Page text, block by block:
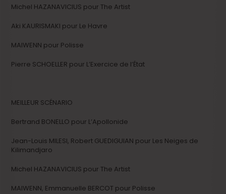
Michel HAZANAVICIUS pour The Artist
Aki KAURISMAKI pour Le Havre
MAIWENN pour Polisse
Pierre SCHOELLER pour L’Exercice de l’État
MEILLEUR SCÉNARIO
Bertrand BONELLO pour L’Apollonide
Jean-Louis MILESI, Robert GUEDIGUIAN pour Les Neiges de
Kilimandjaro
Michel HAZANAVICIUS pour The Artist
MAIWENN, Emmanuelle BERCOT pour Polisse